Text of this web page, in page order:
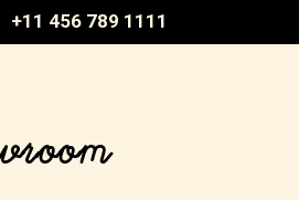
+11 456 789 1111